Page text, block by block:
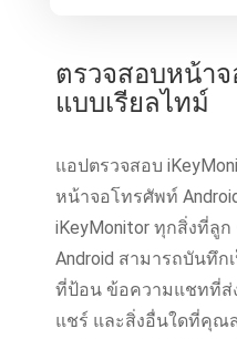
ตรวจสอบหน้า
แบบเรียลไทม์
แอปตรวจสอบ
หน้าจอโทรศัพท์
iKeyMonitor ทุกสิ่งที่
Android สามารถบันทึก
ที่ป้อน ข้อความแชทที่ส่
แชร์ และสิ่งอื่นใดที่คุณ